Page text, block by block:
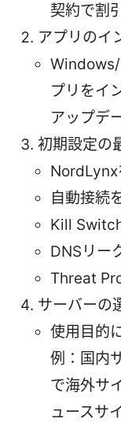
契約で割
アプリのイ
プリをイ
アップデ
初期設定の
NordLynx
自動接続
Kill
DNSリー
Threat
サーバーの
使用目的
例：国内
で海外サ
ュースサ